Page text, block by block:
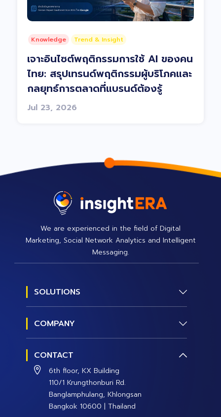
Knowledge Trend & Insight
เจาะอินไซต์พฤติกรรมการใช้ AI ของคน
ไทย: สรุปเทรนด์พฤติกรรมผู้บริโภคและ
กลยุทธ์การตลาดที่แบรนด์ต้องรู้
Jul 23, 2026
We are experienced in the field of Digital
Marketing, Social Network Analytics and Intelligent
Messaging.
SOLUTIONS
Social Management
Social Campaign
COMPANY
Contact Us
Careers
CONTACT
6th floor, KX Building
110/1 Krungthonburi Rd.
Banglamphulang, Khlongsan
Bangkok 10600 | Thailand